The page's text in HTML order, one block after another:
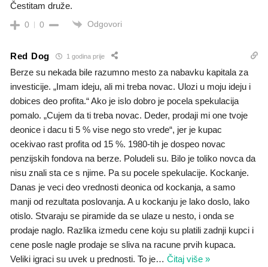
Čestitam druže.
0 0 Odgovori
Red Dog 1 godina prije
Berze su nekada bile razumno mesto za nabavku kapitala za
investicije. „Imam ideju, ali mi treba novac. Ulozi u moju ideju i
dobices deo profita.“ Ako je islo dobro je pocela spekulacija
pomalo. „Cujem da ti treba novac. Deder, prodaji mi one tvoje
deonice i dacu ti 5 % vise nego sto vrede“, jer je kupac
ocekivao rast profita od 15 %. 1980-tih je dospeo novac
penzijskih fondova na berze. Poludeli su. Bilo je toliko novca da
nisu znali sta ce s njime. Pa su pocele spekulacije. Kockanje.
Danas je veci deo vrednosti deonica od kockanja, a samo
manji od rezultata poslovanja. A u kockanju je lako doslo, lako
otislo. Stvaraju se piramide da se ulaze u nesto, i onda se
prodaje naglo. Razlika izmedu cene koju su platili zadnji kupci i
cene posle nagle prodaje se sliva na racune prvih kupaca.
Veliki igraci su uvek u prednosti. To je… Čitaj više »